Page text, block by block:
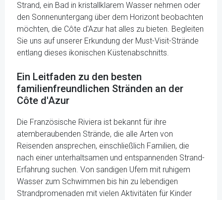
Strand, ein Bad in kristallklarem Wasser nehmen oder
den Sonnenuntergang über dem Horizont beobachten
möchten, die Côte d'Azur hat alles zu bieten. Begleiten
Sie uns auf unserer Erkundung der Must-Visit-Strände
entlang dieses ikonischen Küstenabschnitts.
Ein Leitfaden zu den besten
familienfreundlichen Stränden an der
Côte d'Azur
Die Französische Riviera ist bekannt für ihre
atemberaubenden Strände, die alle Arten von
Reisenden ansprechen, einschließlich Familien, die
nach einer unterhaltsamen und entspannenden Strand-
Erfahrung suchen. Von sandigen Ufern mit ruhigem
Wasser zum Schwimmen bis hin zu lebendigen
Strandpromenaden mit vielen Aktivitäten für Kinder